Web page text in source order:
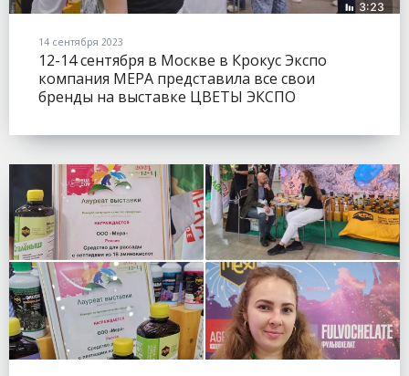
14 сентября 2023
12-14 сентября в Москве в Крокус Экспо
компания МЕРА представила все свои
бренды на выставке ЦВЕТЫ ЭКСПО